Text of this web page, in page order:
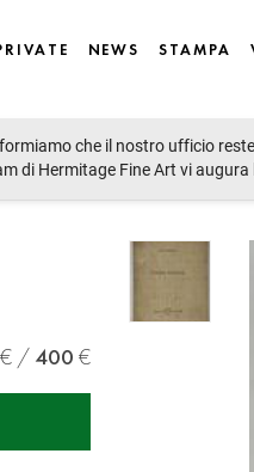
NEWS STAMPA
che il nostro ufficio
di Hermitage Fine Art vi
400